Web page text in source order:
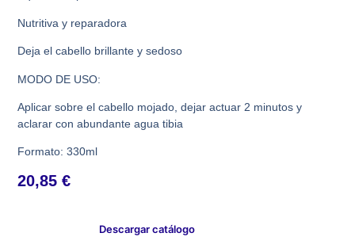
Nutritiva y reparadora
Deja el cabello brillante y sedoso
MODO DE USO:
Aplicar sobre el cabello mojado, dejar actuar 2 minutos y
aclarar con abundante agua tibia
Formato: 330ml
20,85€
Descargar catálogo